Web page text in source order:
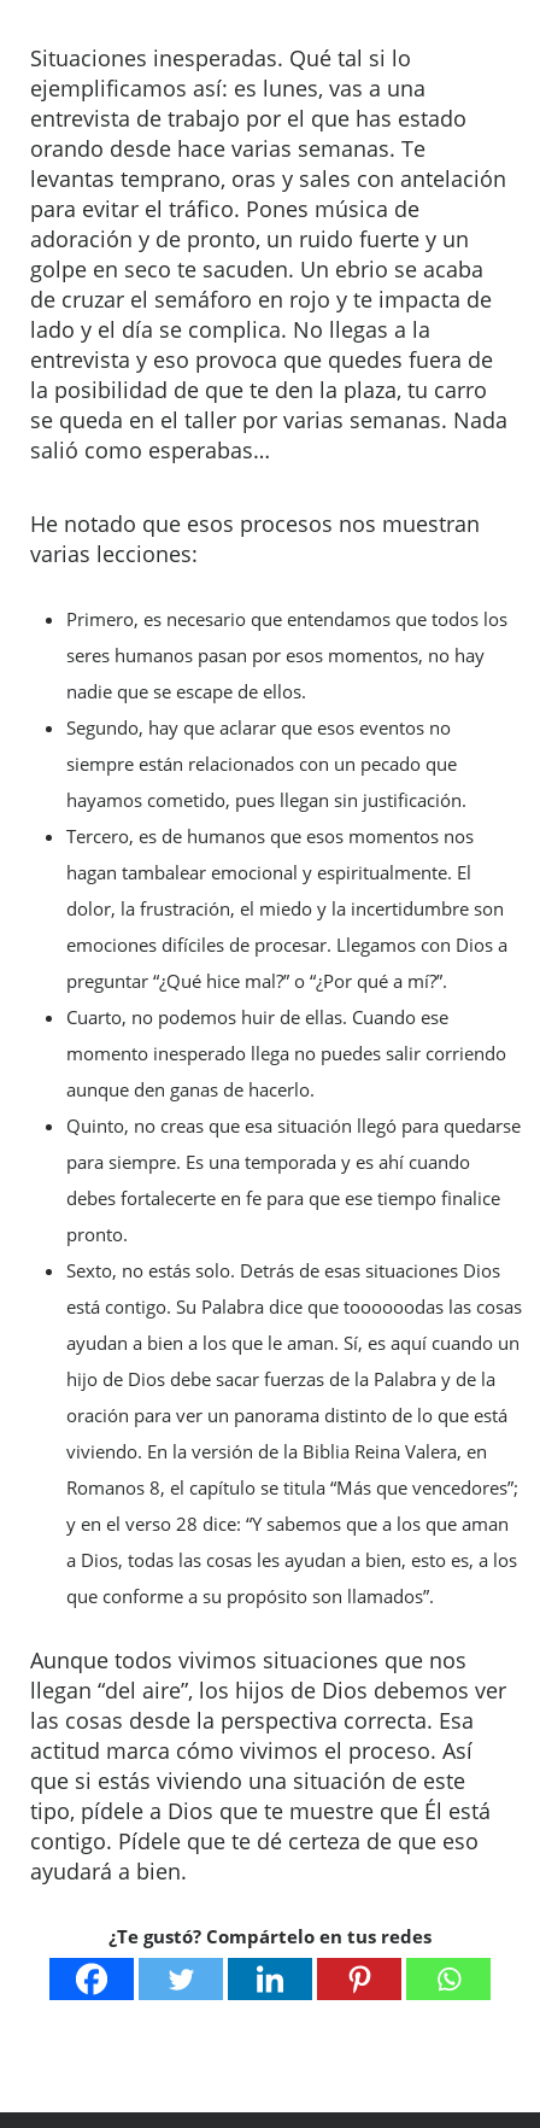
Situaciones inesperadas. Qué tal si lo
ejemplificamos así: es lunes, vas a una
entrevista de trabajo por el que has estado
orando desde hace varias semanas. Te
levantas temprano, oras y sales con antelación
para evitar el tráfico. Pones música de
adoración y de pronto, un ruido fuerte y un
golpe en seco te sacuden. Un ebrio se acaba
de cruzar el semáforo en rojo y te impacta de
lado y el día se complica. No llegas a la
entrevista y eso provoca que quedes fuera de
la posibilidad de que te den la plaza, tu carro
se queda en el taller por varias semanas. Nada
salió como esperabas…
He notado que esos procesos nos muestran
varias lecciones:
Primero, es necesario que entendamos que todos los
seres humanos pasan por esos momentos, no hay
nadie que se escape de ellos.
Segundo, hay que aclarar que esos eventos no
siempre están relacionados con un pecado que
hayamos cometido, pues llegan sin justificación.
Tercero, es de humanos que esos momentos nos
hagan tambalear emocional y espiritualmente. El
dolor, la frustración, el miedo y la incertidumbre son
emociones difíciles de procesar. Llegamos con Dios a
preguntar “¿Qué hice mal?” o “¿Por qué a mí?”.
Cuarto, no podemos huir de ellas. Cuando ese
momento inesperado llega no puedes salir corriendo
aunque den ganas de hacerlo.
Quinto, no creas que esa situación llegó para quedarse
para siempre. Es una temporada y es ahí cuando
debes fortalecerte en fe para que ese tiempo finalice
pronto.
Sexto, no estás solo. Detrás de esas situaciones Dios
está contigo. Su Palabra dice que toooooodas las cosas
ayudan a bien a los que le aman. Sí, es aquí cuando un
hijo de Dios debe sacar fuerzas de la Palabra y de la
oración para ver un panorama distinto de lo que está
viviendo. En la versión de la Biblia Reina Valera, en
Romanos 8, el capítulo se titula “Más que vencedores”;
y en el verso 28 dice: “Y sabemos que a los que aman
a Dios, todas las cosas les ayudan a bien, esto es, a los
que conforme a su propósito son llamados”.
Aunque todos vivimos situaciones que nos
llegan “del aire”, los hijos de Dios debemos ver
las cosas desde la perspectiva correcta. Esa
actitud marca cómo vivimos el proceso. Así
que si estás viviendo una situación de este
tipo, pídele a Dios que te muestre que Él está
contigo. Pídele que te dé certeza de que eso
ayudará a bien.
¿Te gustó? Compártelo en tus redes